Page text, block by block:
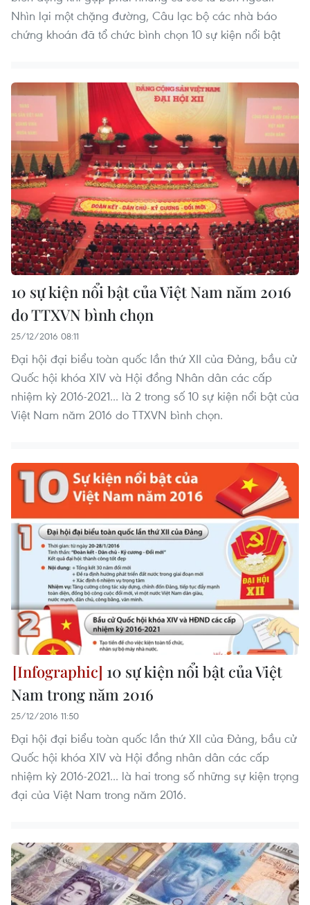
Nhìn lại một chặng đường, Câu lạc bộ các nhà báo
chứng khoán đã tổ chức bình chọn 10 sự kiện nổi bật
10 sự kiện nổi bật của Việt Nam năm 2016
do TTXVN bình chọn
25/12/2016 08:11
Đại hội đại biểu toàn quốc lần thứ XII của Đảng, bầu cử
Quốc hội khóa XIV và Hội đồng Nhân dân các cấp
nhiệm kỳ 2016-2021... là 2 trong số 10 sự kiện nổi bật của
Việt Nam năm 2016 do TTXVN bình chọn.
10 sự kiện nổi bật của Việt
Nam trong năm 2016
25/12/2016 11:50
Đại hội đại biểu toàn quốc lần thứ XII của Đảng, bầu cử
Quốc hội khóa XIV và Hội đồng nhân dân các cấp
nhiệm kỳ 2016-2021... là hai trong số những sự kiện trọng
đại của Việt Nam trong năm 2016.